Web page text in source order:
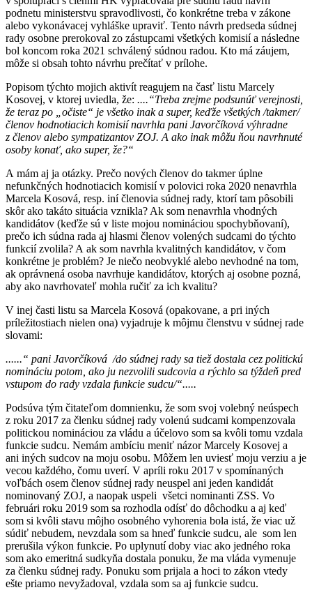
podnetu ministerstvu spravodlivosti, čo konkrétne treba v zákone
alebo vykonávacej vyhláške upraviť. Tento návrh predseda súdnej
rady osobne prerokoval zo zástupcami všetkých komisií a následne
bol koncom roka 2021 schválený súdnou radou. Kto má záujem,
môže si obsah tohto návrhu prečítať v prílohe.
Popisom týchto mojich aktivít reagujem na časť listu Marcely
Kosovej, v ktorej uviedla, že: ....“Treba zrejme podsunúť verejnosti,
že teraz po „očiste“ je všetko inak a super, keďže všetkých /takmer/
členov hodnotiacich komisií navrhla pani Javorčíková výhradne
z členov alebo sympatizantov ZOJ. A ako inak môžu ňou navrhnuté
osoby konať, ako super, že?“
A mám aj ja otázky. Prečo nových členov do takmer úplne
nefunkčných hodnotiacich komisií v polovici roka 2020 nenavrhla
Marcela Kosová, resp. iní členovia súdnej rady, ktorí tam pôsobili
skôr ako takáto situácia vznikla? Ak som nenavrhla vhodných
kandidátov (keďže sú v liste mojou nomináciou spochybňovaní),
prečo ich súdna rada aj hlasmi členov volených sudcami do týchto
funkcií zvolila? A ak som navrhla kvalitných kandidátov, v čom
konkrétne je problém? Je niečo neobvyklé alebo nevhodné na tom,
ak oprávnená osoba navrhuje kandidátov, ktorých aj osobne pozná,
aby ako navrhovateľ mohla ručiť za ich kvalitu?
V inej časti listu sa Marcela Kosová (opakovane, a pri iných
príležitostiach nielen ona) vyjadruje k môjmu členstvu v súdnej rade
slovami:
......“ pani Javorčíková /do súdnej rady sa tiež dostala cez politickú
nomináciu potom, ako ju nezvolili sudcovia a rýchlo sa týždeň pred
vstupom do rady vzdala funkcie sudcu/“.....
Podsúva tým čitateľom domnienku, že som svoj volebný neúspech
z roku 2017 za členku súdnej rady volenú sudcami kompenzovala
politickou nomináciou za vládu a účelovo som sa kvôli tomu vzdala
funkcie sudcu. Nemám ambíciu meniť názor Marcely Kosovej a
ani iných sudcov na moju osobu. Môžem len uviesť moju verziu a je
vecou každého, čomu uverí. V apríli roku 2017 v spomínaných
voľbách osem členov súdnej rady neuspel ani jeden kandidát
nominovaný ZOJ, a naopak uspeli všetci nominanti ZSS. Vo
februári roku 2019 som sa rozhodla odísť do dôchodku a aj keď
som si kvôli stavu môjho osobného vyhorenia bola istá, že viac už
súdiť nebudem, nevzdala som sa hneď funkcie sudcu, ale som len
prerušila výkon funkcie. Po uplynutí doby viac ako jedného roka
som ako emeritná sudkyňa dostala ponuku, že ma vláda vymenuje
za členku súdnej rady. Ponuku som prijala a hoci to zákon vtedy
ešte priamo nevyžadoval, vzdala som sa aj funkcie sudcu.